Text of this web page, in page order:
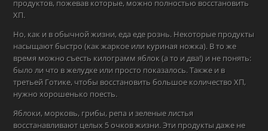
продуктов, пожевав которые, можно полностью восстановить
ХП.
Но, как и в обычной жизни, еда еде рознь. Некоторые продукты
насыщают быстро (как жаркое или куриная ножка). В то же
время можно съесть килограмм яблок (а то и два!) и не понять:
было ли что в желудке или просто показалось. Также и в
третьей Готике, чтобы восстановить большое количество ХП,
нужно хорошенько поесть.
Яблоки, морковь, грибы, репа и зеленые листья
восстанавливают целых 5 очков жизни. Эти продукты даже не